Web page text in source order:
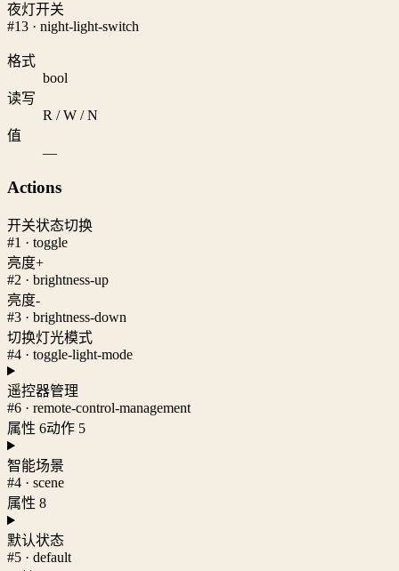
夜灯开关
#13 · night-light-switch
格式
bool
读写
R / W / N
值
—
Actions
开关状态切换
#1 · toggle
亮度+
#2 · brightness-up
亮度-
#3 · brightness-down
切换灯光模式
#4 · toggle-light-mode
遥控器管理
#6 · remote-control-management
属性 6动作 5
智能场景
#4 · scene
属性 8
默认状态
#5 · default